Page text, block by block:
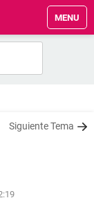
MENU
Siguiente Tema